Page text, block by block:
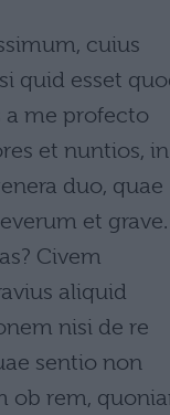
cuius
quid esset
a me profecto
et nuntios, in
duo, quae
et grave.
Civem
aliquid
nisi de re
sentio non
ob rem,